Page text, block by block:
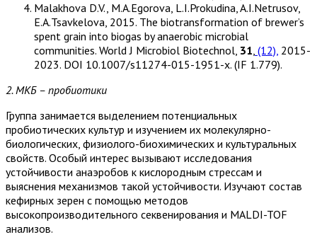
Malakhova D.V., M.A.Egorova, L.I.Prokudina, A.I.Netrusov,
E.A.Tsavkelova, 2015. The biotransformation of brewer’s
spent grain into biogas by anaerobic microbial
communities. World J Microbiol Biotechnol, 31, (12), 2015-
2023. DOI 10.1007/s11274-015-1951-x. (IF 1.779).
2. МКБ – пробиотики
Группа занимается выделением потенциальных
пробиотических культур и изучением их молекулярно-
биологических, физиолого-биохимических и культуральных
свойств. Особый интерес вызывают исследования
устойчивости анаэробов к кислородным стрессам и
выяснения механизмов такой устойчивости. Изучают состав
кефирных зерен с помощью методов
высокопроизводительного секвенирования и MALDI-TOF
анализов.